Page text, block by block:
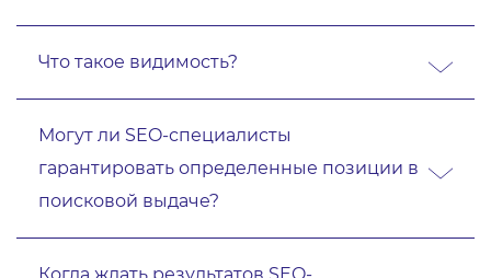
Что такое видимость?
Могут ли SEO-специалисты
гарантировать определенные позиции в
поисковой выдаче?